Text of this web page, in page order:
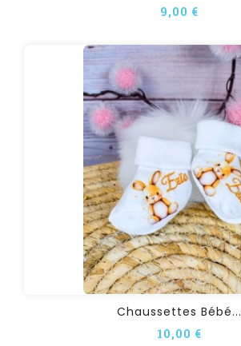
9,00 €
Chaussettes Bébé...
10,00 €